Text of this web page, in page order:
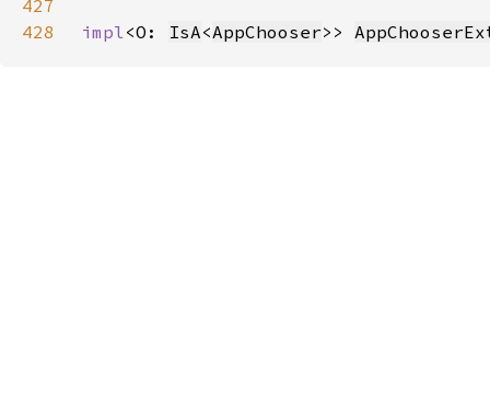
427
428
impl<O: IsA<AppChooser>>